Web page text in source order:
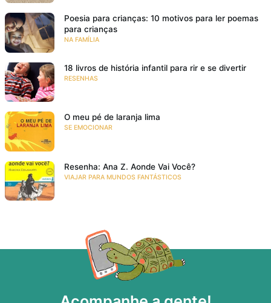
Poesia para crianças: 10 motivos para ler poemas
para crianças
NA FAMÍLIA
18 livros de história infantil para rir e se divertir
RESENHAS
O meu pé de laranja lima
SE EMOCIONAR
Resenha: Ana Z. Aonde Vai Você?
VIAJAR PARA MUNDOS FANTÁSTICOS